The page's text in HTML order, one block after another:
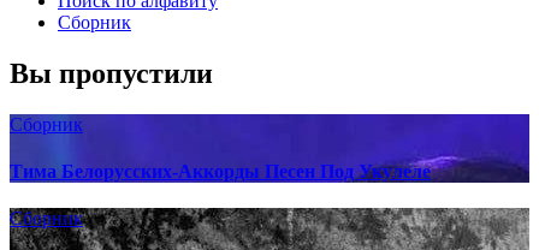
Сборник
Вы пропустили
Сборник
Тима Белорусских-Аккорды Песен Под Укулеле
Сборник